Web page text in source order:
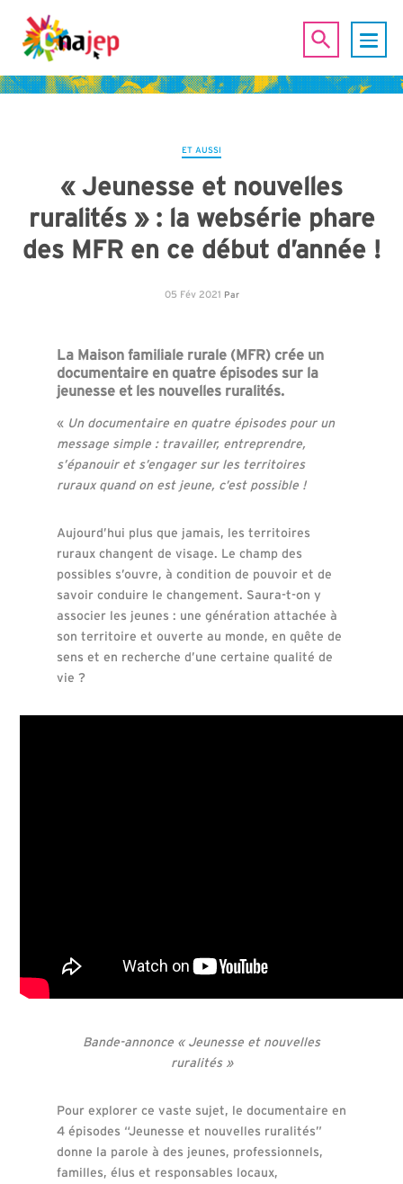
ET AUSSI
« Jeunesse et nouvelles
ruralités » : la websérie phare
des MFR en ce début d’année !
05 Fév 2021 Par
La Maison familiale rurale (MFR) crée un
documentaire en quatre épisodes sur la
jeunesse et les nouvelles ruralités.
« Un documentaire en quatre épisodes pour un
message simple : travailler, entreprendre,
s’épanouir et s’engager sur les territoires
ruraux quand on est jeune, c’est possible !
Aujourd’hui plus que jamais, les territoires
ruraux changent de visage. Le champ des
possibles s’ouvre, à condition de pouvoir et de
savoir conduire le changement. Saura-t-on y
associer les jeunes : une génération attachée à
son territoire et ouverte au monde, en quête de
sens et en recherche d’une certaine qualité de
vie ?
Bande-annonce « Jeunesse et nouvelles
ruralités »
Pour explorer ce vaste sujet, le documentaire en
4 épisodes “Jeunesse et nouvelles ruralités”
donne la parole à des jeunes, professionnels,
familles, élus et responsables locaux,